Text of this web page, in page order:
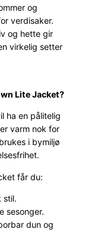
og
verdisaker.
og hette gir
virkelig setter
Lite Jacket?
ha en pålitelig
varm nok for
i bymiljø
får du:
stil.
sesonger.
dun og